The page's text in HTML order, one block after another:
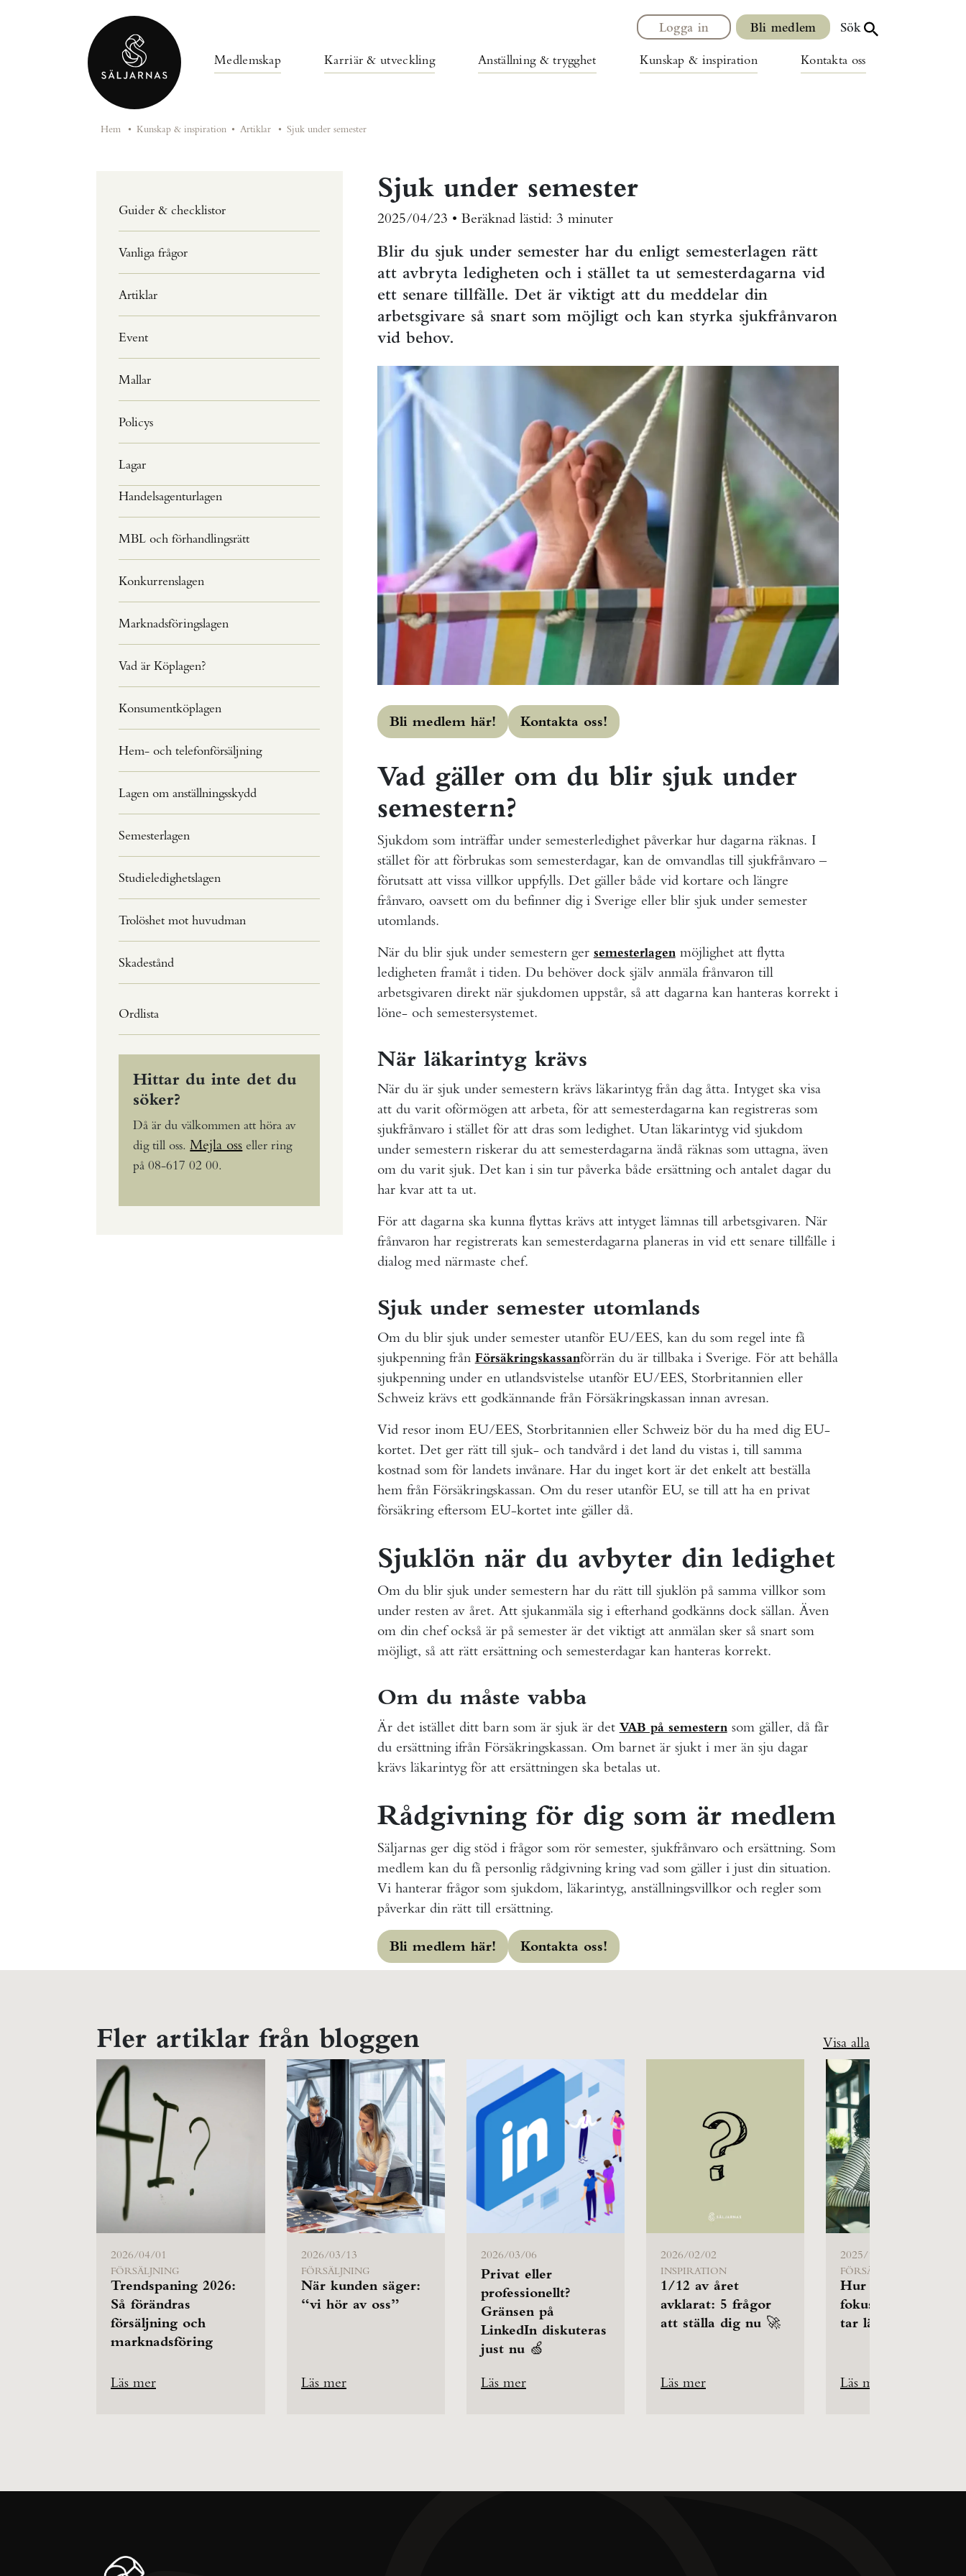
Medlemskap Karriär & utveckling Anställning & trygghet Kunskap & inspiration Kontakta oss
Logga in Bli medlem Sök
Hem • Kunskap & inspiration • Artiklar • Sjuk under semester
Guider & checklistor
Vanliga frågor
Artiklar
Event
Mallar
Policys
Lagar
Handelsagenturlagen
MBL och förhandlingsrätt
Konkurrenslagen
Marknadsföringslagen
Vad är Köplagen?
Konsumentköplagen
Hem- och telefonförsäljning
Lagen om anställningsskydd
Semesterlagen
Studieledighetslagen
Trolöshet mot huvudman
Skadestånd
Ordlista
Hittar du inte det du
söker?
Då är du välkommen att höra av
dig till oss. Mejla oss eller ring
på 08-617 02 00.
Sjuk under semester
2025/04/23 • Beräknad lästid: 3 minuter
Blir du sjuk under semester har du enligt semesterlagen rätt
att avbryta ledigheten och i stället ta ut semesterdagarna vid
ett senare tillfälle. Det är viktigt att du meddelar din
arbetsgivare så snart som möjligt och kan styrka sjukfrånvaron
vid behov.
Bli medlem här! Kontakta oss!
Vad gäller om du blir sjuk under
semestern?
Sjukdom som inträffar under semesterledighet påverkar hur dagarna räknas. I
stället för att förbrukas som semesterdagar, kan de omvandlas till sjukfrånvaro –
förutsatt att vissa villkor uppfylls. Det gäller både vid kortare och längre
frånvaro, oavsett om du befinner dig i Sverige eller blir sjuk under semester
utomlands.
När du blir sjuk under semestern ger semesterlagenmöjlighet att flytta
ledigheten framåt i tiden. Du behöver dock själv anmäla frånvaron till
arbetsgivaren direkt när sjukdomen uppstår, så att dagarna kan hanteras korrekt i
löne- och semestersystemet.
När läkarintyg krävs
När du är sjuk under semestern krävs läkarintyg från dag åtta. Intyget ska visa
att du varit oförmögen att arbeta, för att semesterdagarna kan registreras som
sjukfrånvaro i stället för att dras som ledighet. Utan läkarintyg vid sjukdom
under semestern riskerar du att semesterdagarna ändå räknas som uttagna, även
om du varit sjuk. Det kan i sin tur påverka både ersättning och antalet dagar du
har kvar att ta ut.
För att dagarna ska kunna flyttas krävs att intyget lämnas till arbetsgivaren. När
frånvaron har registrerats kan semesterdagarna planeras in vid ett senare tillfälle i
dialog med närmaste chef.
Sjuk under semester utomlands
Om du blir sjuk under semester utanför EU/EES, kan du som regel inte få
sjukpenning från Försäkringskassanförrän du är tillbaka i Sverige. För att behålla
sjukpenning under en utlandsvistelse utanför EU/EES, Storbritannien eller
Schweiz krävs ett godkännande från Försäkringskassan innan avresan.
Vid resor inom EU/EES, Storbritannien eller Schweiz bör du ha med dig EU-
kortet. Det ger rätt till sjuk- och tandvård i det land du vistas i, till samma
kostnad som för landets invånare. Har du inget kort är det enkelt att beställa
hem från Försäkringskassan. Om du reser utanför EU, se till att ha en privat
försäkring eftersom EU-kortet inte gäller då.
Sjuklön när du avbyter din ledighet
Om du blir sjuk under semestern har du rätt till sjuklön på samma villkor som
under resten av året. Att sjukanmäla sig i efterhand godkänns dock sällan. Även
om din chef också är på semester är det viktigt att anmälan sker så snart som
möjligt, så att rätt ersättning och semesterdagar kan hanteras korrekt.
Om du måste vabba
Är det istället ditt barn som är sjuk är det VAB på semesternsom gäller, då får
du ersättning ifrån Försäkringskassan. Om barnet är sjukt i mer än sju dagar
krävs läkarintyg för att ersättningen ska betalas ut.
Rådgivning för dig som är medlem
Säljarnas ger dig stöd i frågor som rör semester, sjukfrånvaro och ersättning. Som
medlem kan du få personlig rådgivning kring vad som gäller i just din situation.
Vi hanterar frågor som sjukdom, läkarintyg, anställningsvillkor och regler som
påverkar din rätt till ersättning.
Bli medlem här! Kontakta oss!
Fler artiklar från bloggen Visa alla
2026/04/01
FÖRSÄLJNING
Trendspaning 2026:
Så förändras
försäljning och
marknadsföring
Läs mer
2026/03/13
FÖRSÄLJNING
När kunden säger:
“vi hör av oss”
Läs mer
2026/03/06
Privat eller
professionellt?
Gränsen på
LinkedIn diskuteras
just nu 🍏
Läs mer
2026/02/02
INSPIRATION
1/12 av året
avklarat: 5 frågor
att ställa dig nu 🚀
Läs mer
2025/12/19
FÖRSÄLJNING
Hur behåller du
fokus när affärerna
tar längre tid?
Läs mer